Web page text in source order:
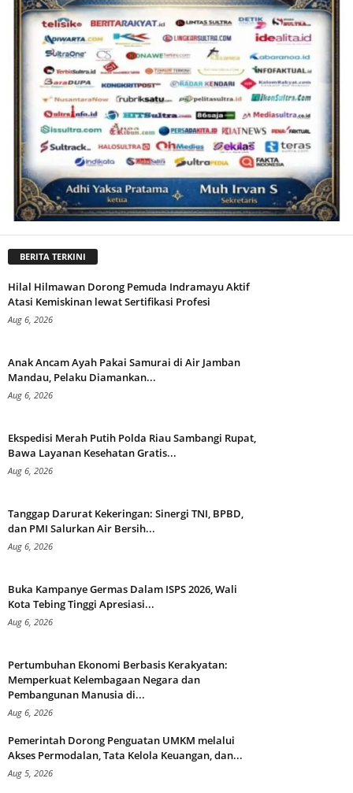
BERITA TERKINI
Hilal Hilmawan Dorong Pemuda Indramayu Aktif
Atasi Kemiskinan lewat Sertifikasi Profesi
Aug 6, 2026
Anak Ancam Ayah Pakai Samurai di Air Jamban
Mandau, Pelaku Diamankan...
Aug 6, 2026
Ekspedisi Merah Putih Polda Riau Sambangi Rupat,
Bawa Layanan Kesehatan Gratis...
Aug 6, 2026
Tanggap Darurat Kekeringan: Sinergi TNI, BPBD,
dan PMI Salurkan Air Bersih...
Aug 6, 2026
Buka Kampanye Germas Dalam ISPS 2026, Wali
Kota Tebing Tinggi Apresiasi...
Aug 6, 2026
Pertumbuhan Ekonomi Berbasis Kerakyatan:
Memperkuat Kelembagaan Negara dan
Pembangunan Manusia di...
Aug 6, 2026
Pemerintah Dorong Penguatan UMKM melalui
Akses Permodalan, Tata Kelola Keuangan, dan...
Aug 5, 2026